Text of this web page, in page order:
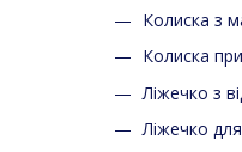
Колиска з
Колиска
Ліжечко з
Ліжечко